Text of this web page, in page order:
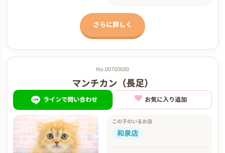
さらに詳しく
No.00760680
マンチカン（長足）
ラインで問い合わせ お気に入り追加
この子のいるお店
和泉店